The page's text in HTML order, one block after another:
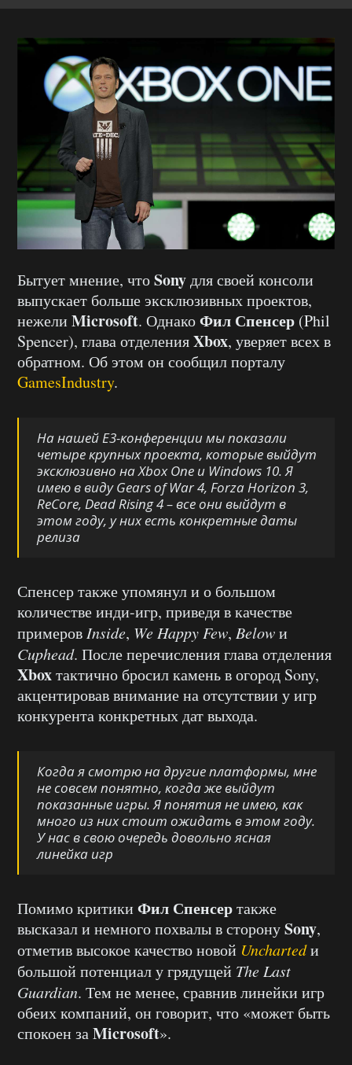
Бытует мнение, чтоSonyдля своей консоли
выпускает больше эксклюзивных проектов,
нежели Microsoft. ОднакоФил Спенсер (Phil
Spencer), глава отделенияXbox, уверяет всех в
обратном. Об этом он сообщил порталу
GamesIndustry.
На нашей E3-конференции мы показали
четыре крупных проекта, которые выйдут
эксклюзивно на Xbox One и Windows 10. Я
имею в виду Gears of War 4, Forza Horizon 3,
ReCore, Dead Rising 4 – все они выйдут в
этом году, у них есть конкретные даты
релиза
Спенсер также упомянул и о большом
количестве инди-игр, приведя в качестве
примеровInside, We Happy Few, Belowи
Cuphead. После перечисления глава отделения
Xboxтактично бросил камень в огород Sony,
акцентировав внимание на отсутствии у игр
конкурента конкретных дат выхода.
Когда я смотрю на другие платформы, мне
не совсем понятно, когда же выйдут
показанные игры. Я понятия не имею, как
много из них стоит ожидать в этом году.
У нас в свою очередь довольно ясная
линейка игр
Помимо критики Фил Спенсертакже
высказал и немного похвалы в сторонуSony,
отметив высокое качество новой Unchartedи
большой потенциал у грядущей The Last
Guardian. Тем не менее, сравнив линейки игр
обеих компаний, он говорит, что «может быть
спокоен заMicrosoft».